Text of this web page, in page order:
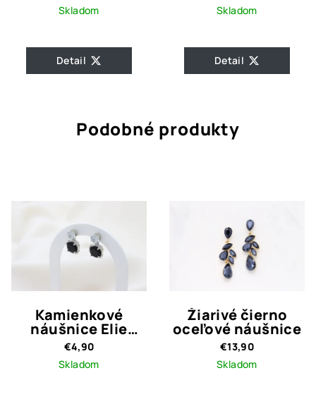
Skladom
Detail
Skladom
Detail
Podobné produkty
Kamienkové
náušnice Elie
Black
€4,90
Skladom
Žiarivé čierno
oceľové náušnice
€13,90
Skladom